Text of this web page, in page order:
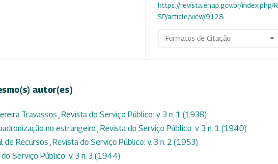
https://revista.enap.gov.br/index.php/R
SP/article/view/9128
Formatos de Citação
autor(es)
Travassos , Revista do Serviço Público: v. 3 n. 1 (1938)
no estrangeiro , Revista do Serviço Público: v. 3 n. 1 (1940)
de Recursos , Revista do Serviço Público: v. 3 n. 2 (1953)
do Serviço Público: v. 3 n. 3 (1944)